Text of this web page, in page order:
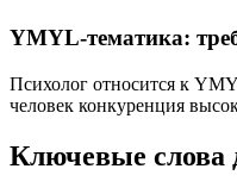
YMYL-тематика:
Психолог относится к
человек конкуренция
Ключевые слова